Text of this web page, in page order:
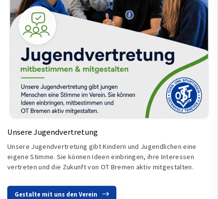
Unsere Jugendvertretung
Unsere Jugendvertretung gibt Kindern und Jugendlichen eine
eigene Stimme. Sie können Ideen einbringen, ihre Interessen
vertreten und die Zukunft von OT Bremen aktiv mitgestalten.
Gestalte mit uns den Verein